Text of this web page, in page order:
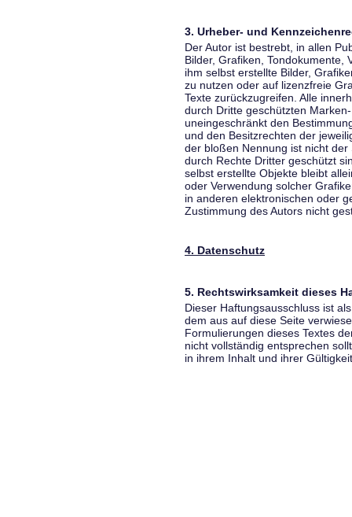
3. Urheber- und
Der Autor ist bestrebt, in allen
Bilder, Grafiken, Tondokumente,
ihm selbst erstellte Bilder,
zu nutzen oder auf lizenzfreie
Texte zurückzugreifen. Alle
durch Dritte geschützten
uneingeschränkt den
und den Besitzrechten der
der bloßen Nennung ist nicht
durch Rechte Dritter geschützt
selbst erstellte Objekte bleibt
oder Verwendung solcher
in anderen elektronischen oder
Zustimmung des Autors nicht
4. Datenschutz
5. Rechtswirksamkeit dieses
Dieser Haftungsausschluss ist
dem aus auf diese Seite
Formulierungen dieses Textes
nicht vollständig entsprechen
in ihrem Inhalt und ihrer